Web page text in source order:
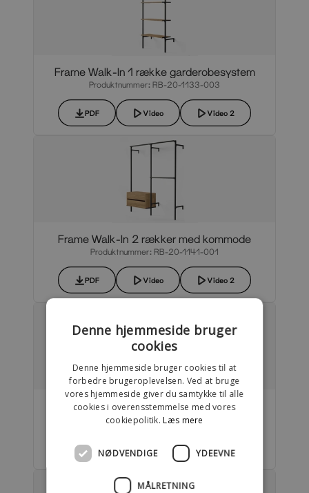
Frame Walk-In 1 række garderobesystem
Produktnummer: RB-20-1133-003
PDF Video Video 2
Frame Walk-In 2 rækker med kommode
Produktnummer: RB-20-1141-001
PDF Video Video 2
Frame Walk-In 2 rækker garderobesystem
Produktnummer: RB-20-1137-001
Video
Denne hjemmeside bruger
cookies
Denne hjemmeside bruger cookies til at
forbedre brugeroplevelsen. Ved at bruge
vores hjemmeside giver du samtykke til alle
cookies i overensstemmelse med vores
cookiepolitik.Læs mere
NØDVENDIGE YDEEVNE
MÅLRETNING